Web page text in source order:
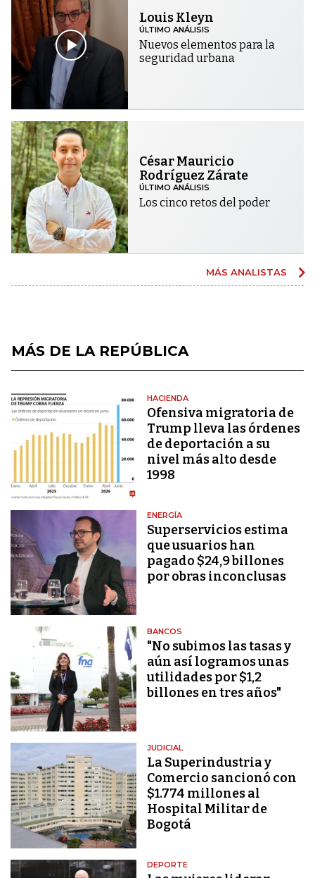
Louis Kleyn
ÚLTIMO ANÁLISIS
Nuevos elementos para la
seguridad urbana
César Mauricio
Rodríguez Zárate
ÚLTIMO ANÁLISIS
Los cinco retos del poder
MÁS ANALISTAS
MÁS DE LA REPÚBLICA
HACIENDA
Ofensiva migratoria de
Trump lleva las órdenes
de deportación a su
nivel más alto desde
1998
ENERGÍA
Superservicios estima
que usuarios han
pagado $24,9 billones
por obras inconclusas
BANCOS
"No subimos las tasas y
aún así logramos unas
utilidades por $1,2
billones en tres años"
JUDICIAL
La Superindustria y
Comercio sancionó con
$1.774 millones al
Hospital Militar de
Bogotá
DEPORTE